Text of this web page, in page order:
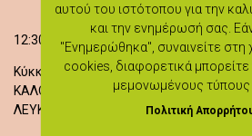
12:30 - 15:30
Κύκκου 8
ΚΑΛΟΠΑΝΑΓΙΩΤΗΣ
ΛΕΥΚΩΣΙΑ
αυτού του ιστότοπου για την
και την ενημέρωσή σας.
"Ενημερώθηκα", συναινείτε
cookies, διαφορετικά μπορείτε
μεμονωμένους τύπους
Πολιτική